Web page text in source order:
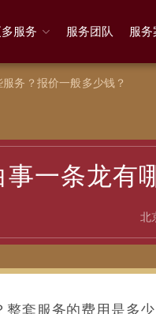
服务 服务团队 服务
务？报价一般多少钱？
事一条龙有
北
套服务的费用是多